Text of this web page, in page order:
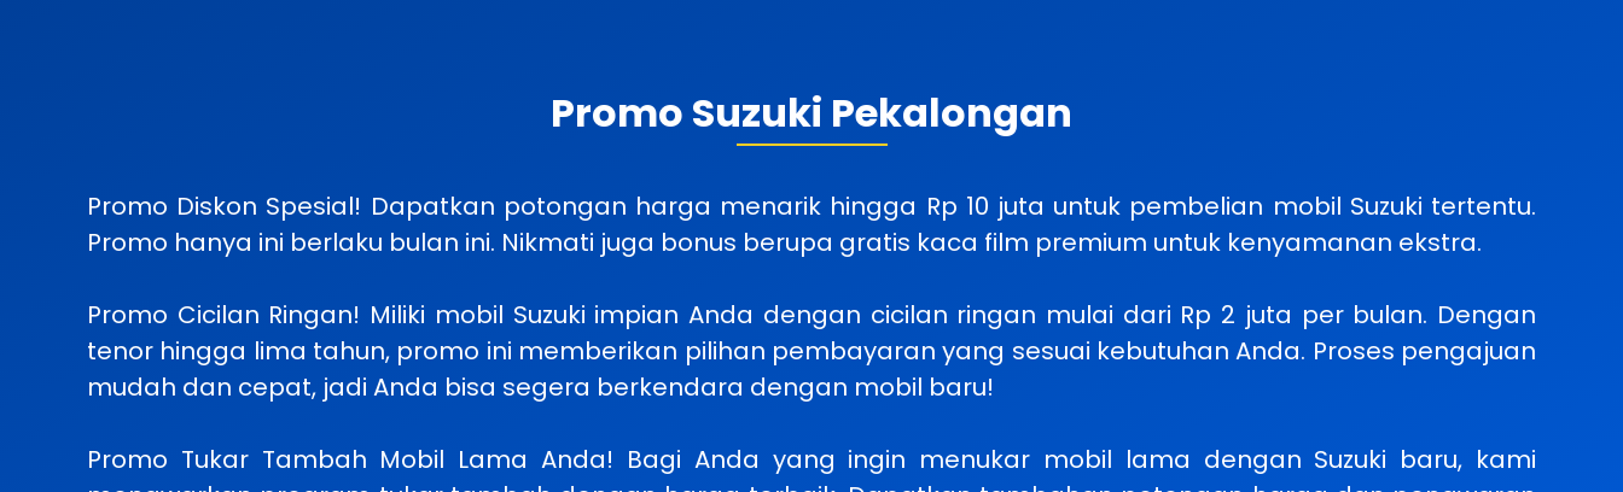
Promo Suzuki Pekalongan
Promo Diskon Spesial! Dapatkan potongan harga menarik hingga Rp 10 juta untuk pembelian mobil Suzuki tertentu.
Promo hanya ini berlaku bulan ini. Nikmati juga bonus berupa gratis kaca film premium untuk kenyamanan ekstra.
Promo Cicilan Ringan! Miliki mobil Suzuki impian Anda dengan cicilan ringan mulai dari Rp 2 juta per bulan. Dengan
tenor hingga lima tahun, promo ini memberikan pilihan pembayaran yang sesuai kebutuhan Anda. Proses pengajuan
mudah dan cepat, jadi Anda bisa segera berkendara dengan mobil baru!
Promo Tukar Tambah Mobil Lama Anda! Bagi Anda yang ingin menukar mobil lama dengan Suzuki baru, kami